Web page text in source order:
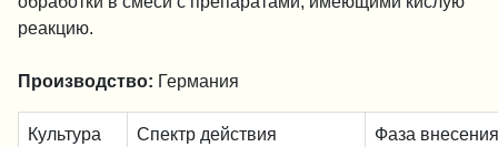
реакцию.
Производство: Германия
Культура Спектр действия Фаза внесения